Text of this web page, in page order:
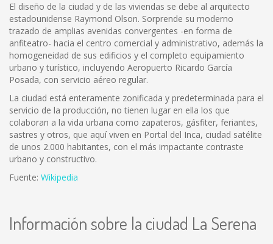
El diseño de la ciudad y de las viviendas se debe al arquitecto
estadounidense Raymond Olson. Sorprende su moderno
trazado de amplias avenidas convergentes -en forma de
anfiteatro- hacia el centro comercial y administrativo, además la
homogeneidad de sus edificios y el completo equipamiento
urbano y turístico, incluyendo Aeropuerto Ricardo García
Posada, con servicio aéreo regular.
La ciudad está enteramente zonificada y predeterminada para el
servicio de la producción, no tienen lugar en ella los que
colaboran a la vida urbana como zapateros, gásfiter, feriantes,
sastres y otros, que aquí viven en Portal del Inca, ciudad satélite
de unos 2.000 habitantes, con el más impactante contraste
urbano y constructivo.
Fuente: Wikipedia
Información sobre la ciudad La Serena